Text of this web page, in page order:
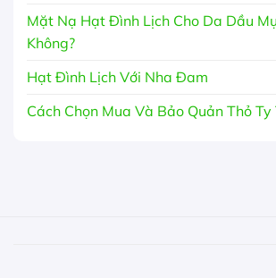
Mặt Nạ Hạt Đình Lịch Cho Da Dầu
Không?
Hạt Đình Lịch Với Nha Đam
Cách Chọn Mua Và Bảo Quản Thỏ Ty